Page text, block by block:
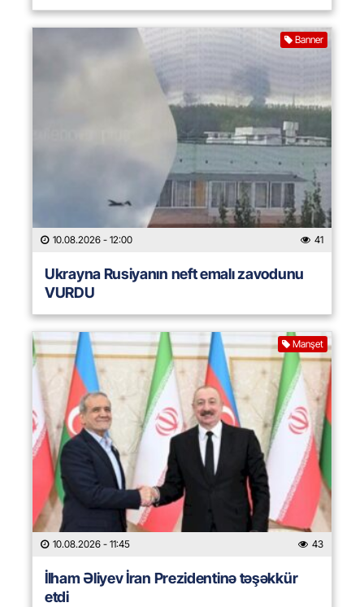
Banner
10.08.2026 - 12:00 41
Ukrayna Rusiyanın neft emalı zavodunu
VURDU
Manşet
10.08.2026 - 11:45 43
İlham Əliyev İran Prezidentinə təşəkkür
etdi